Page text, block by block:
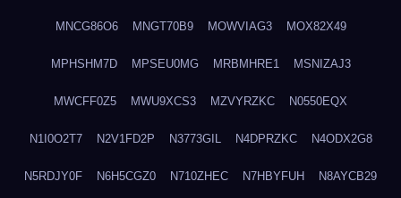
MNCG86O6 MNGT70B9 MOWVIAG3 MOX82X49
MPHSHM7D MPSEU0MG MRBMHRE1 MSNIZAJ3
MWCFF0Z5 MWU9XCS3 MZVYRZKC N0550EQX
N1I0O2T7 N2V1FD2P N3773GIL N4DPRZKC N4ODX2G8
N5RDJY0F N6H5CGZ0 N710ZHEC N7HBYFUH N8AYCB29